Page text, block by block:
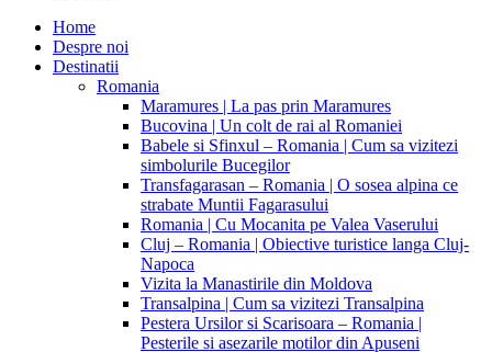
Home
Despre noi
Destinatii
Romania
Maramures | La pas prin Maramures
Bucovina | Un colt de rai al Romaniei
Babele si Sfinxul – Romania | Cum sa vizitezi
simbolurile Bucegilor
Transfagarasan – Romania | O sosea alpina ce
strabate Muntii Fagarasului
Romania | Cu Mocanita pe Valea Vaserului
Cluj – Romania | Obiective turistice langa Cluj-
Napoca
Vizita la Manastirile din Moldova
Transalpina | Cum sa vizitezi Transalpina
Pestera Ursilor si Scarisoara – Romania |
Pesterile si asezarile motilor din Apuseni